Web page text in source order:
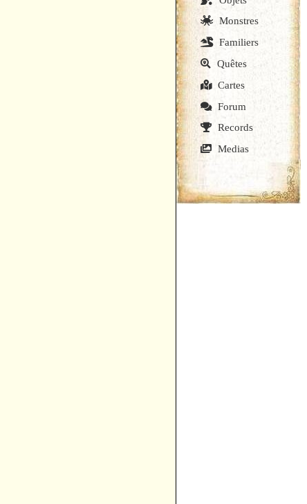
Monstres
Familiers
Quêtes
Cartes
Forum
Records
Medias